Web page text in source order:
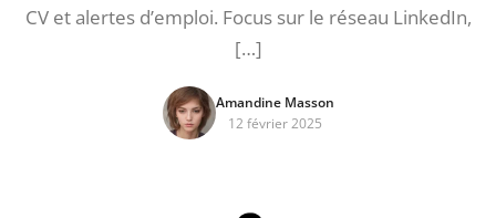
CV et alertes d’emploi. Focus sur le réseau LinkedIn,
[…]
Amandine Masson
12 février 2025